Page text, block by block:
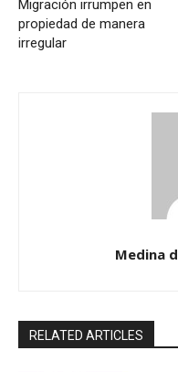
Migración irrumpen en
propiedad de manera
irregular
Medina
RELATED ARTICLES